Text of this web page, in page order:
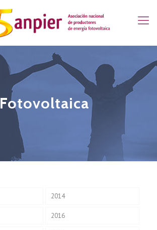
Fotovoltaica
2014
2016